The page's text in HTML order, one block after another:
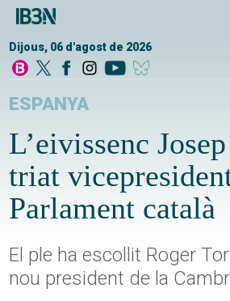
Dijous, 06 d'agost de 2026
ESPANYA
L’eivissenc
triat
Parlament català
El ple ha escollit Roger
nou president de la